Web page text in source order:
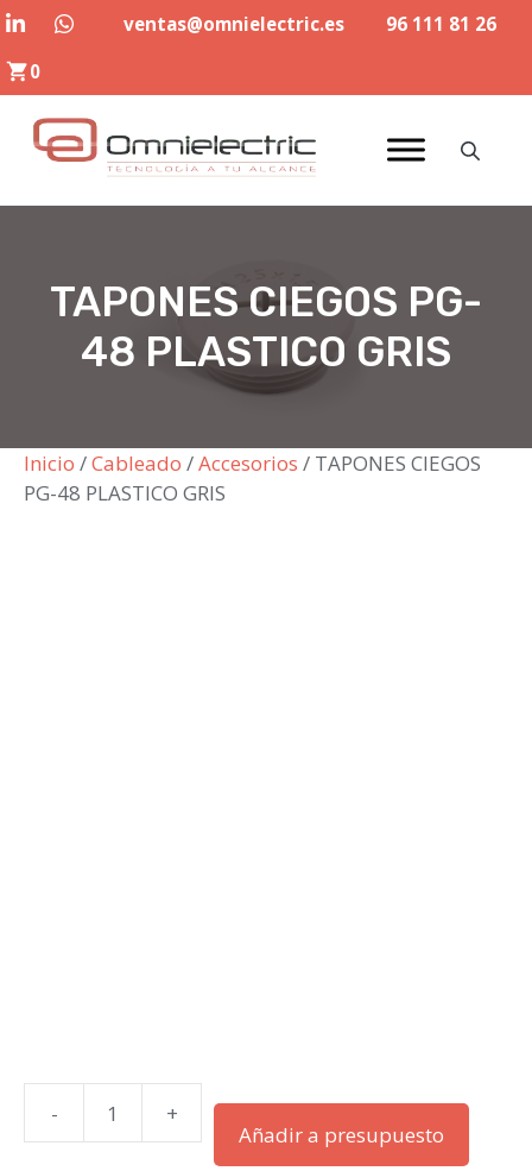
Saltar
contenido
ventas@omnielectric.es
96 111 81 26
0
TAPONES CIEGOS PG-
48 PLASTICO GRIS
Inicio /Cableado /Accesorios / TAPONES CIEGOS
PG-48 PLASTICO GRIS
-
TAPONES
CIEGOS
+
Añadir a presupuesto